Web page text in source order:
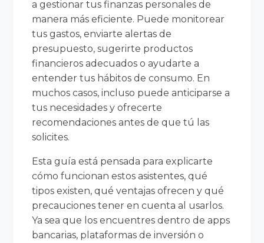
a gestionar tus finanzas personales de
manera más eficiente. Puede monitorear
tus gastos, enviarte alertas de
presupuesto, sugerirte productos
financieros adecuados o ayudarte a
entender tus hábitos de consumo. En
muchos casos, incluso puede anticiparse a
tus necesidades y ofrecerte
recomendaciones antes de que tú las
solicites.
Esta guía está pensada para explicarte
cómo funcionan estos asistentes, qué
tipos existen, qué ventajas ofrecen y qué
precauciones tener en cuenta al usarlos.
Ya sea que los encuentres dentro de apps
bancarias, plataformas de inversión o